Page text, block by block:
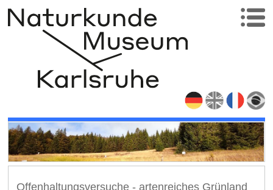
Offenhaltungsversuche - artenreiches Grünland